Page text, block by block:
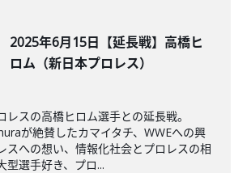
2025年6月15日【延長戦】高橋ヒ
ロム（新日本プロレス）
レスの高橋ヒロム選手との延長戦。
が絶賛したカマイタチ、WWEへの興
スへの想い、情報化社会とプロレスの相
型選手好き、プロ...